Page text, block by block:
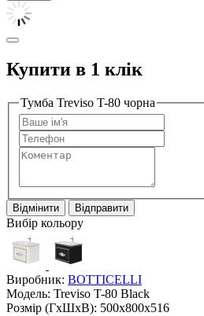
Купити в 1 клік
Тумба Treviso T-80 чорна
Відмінити Відправити
Вибір кольору
Виробник: BOTTICELLI
Модель: Treviso T-80 Black
Розмір (ГxШxВ): 500x800x516